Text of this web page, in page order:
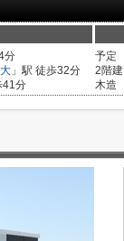
分
」駅 徒歩32分
41分
予定
2階建
木造